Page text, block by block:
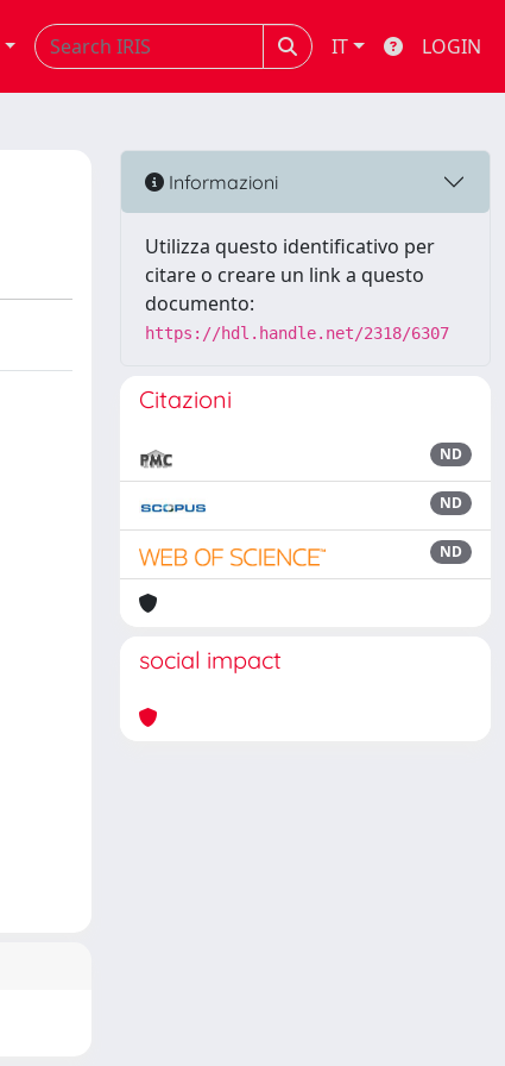
IT LOGIN
Informazioni
Utilizza questo identificativo per
citare o creare un link a questo
documento:
https://hdl.handle.net/2318/6307
Citazioni
ND
ND
ND
social impact